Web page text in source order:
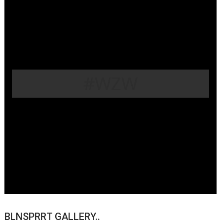
BLNSPRRT GALLERY..